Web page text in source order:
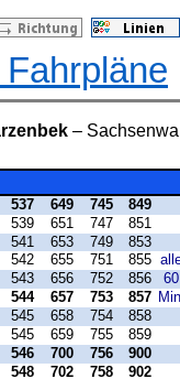
–
537 649 745
849
539 651 747
851
541 653 749
853
542 655 751 855
543 656 752 856
60
544 657 753 857
545 658 754
858
545 659 755
859
546 700 756
900
548 702 758 902